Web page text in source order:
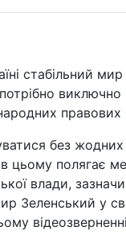
стабільний
виключно
правових
без
цьому полягає
влади,
Зеленський у